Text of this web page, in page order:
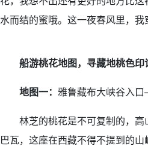
水而结的蜜哦。这一夜春风里
船游桃花地图，寻藏地桃色印
地图一： 雅鲁藏布大峡谷入
林芝的桃花是不可复制的，高
巴瓦，这座在西藏不得不提到的